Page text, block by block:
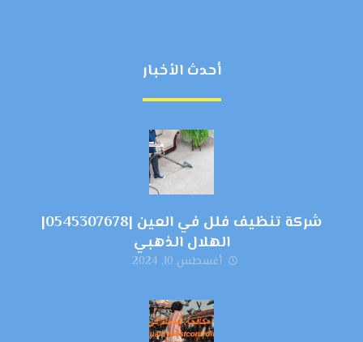
أحدث الأخبار
شركة تنظيف فلل في العين |0545307678|
الهلال الذهبي
أغسطس 10, 2024